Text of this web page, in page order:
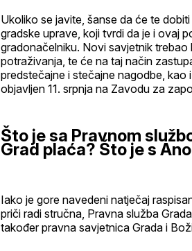
Ukoliko se javite, šanse da će te
gradske uprave, koji tvrdi da je i ovaj
gradonačelniku. Novi savjetnik
potraživanja, te će na taj način
predstečajne i stečajne nagodbe, kao
objavljen 11. srpnja na Zavodu za
Što je sa Pravnom
Grad plaća? Što je s
Iako je gore navedeni natječaj
priči radi stručna, Pravna služba
također pravna savjetnica Grada i